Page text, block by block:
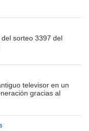
sorteo 3397 del
televisor en un
gracias al